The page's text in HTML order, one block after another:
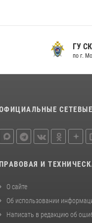
ГУ
по г.
ПРАВОВАЯ И
О сайте
Об использовании
Написать в редакцию об